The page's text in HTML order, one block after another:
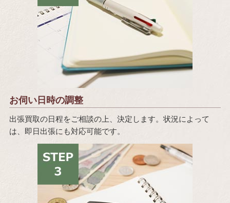
お伺い日時の調整
出張買取の日程をご相談の上、決定します。状況によって
は、即日出張にも対応可能です。